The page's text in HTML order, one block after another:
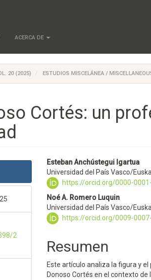
ACERCA DE
20 (2025) ESTUDIOS MISCELÁNEA /
Cortés: un
2
Contenido
principal
del
artículo
Esteban Anchústegui Igartua
Universidad del País Vasco/
https://orcid.org/0000-
Noé A. Romero Luquin
Universidad del País Vasco/
https://orcid.org/0009-
Resumen
Este artículo analiza la figura y
Donoso Cortés en el contexto de